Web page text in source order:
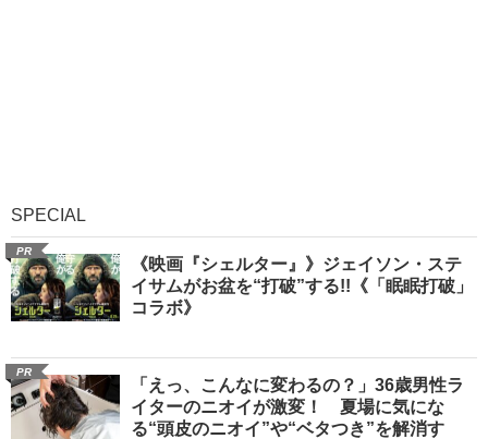
SPECIAL
PR
《映画『シェルター』》ジェイソン・ステ
イサムがお盆を“打破”する!!《「眠眠打破」
コラボ》
PR
「えっ、こんなに変わるの？」36歳男性ラ
イターのニオイが激変！ 夏場に気にな
る“頭皮のニオイ”や“ベタつき”を解消す